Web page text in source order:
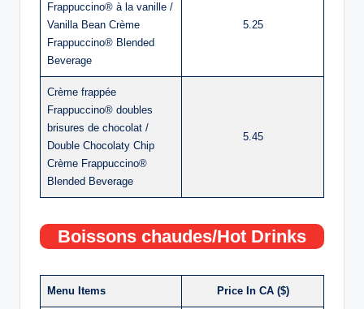
Frappuccino® à la vanille /
Vanilla Bean Crème
Frappuccino® Blended
Beverage
5.25
Crème frappée
Frappuccino® doubles
brisures de chocolat /
Double Chocolaty Chip
Crème Frappuccino®
Blended Beverage
5.45
Boissons chaudes/Hot Drinks
Menu Items Price In CA ($)